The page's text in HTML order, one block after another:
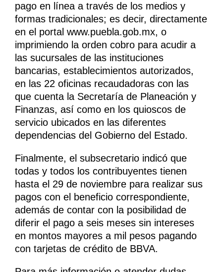
pago en línea a través de los medios y
formas tradicionales; es decir, directamente
en el portal www.puebla.gob.mx, o
imprimiendo la orden cobro para acudir a
las sucursales de las instituciones
bancarias, establecimientos autorizados,
en las 22 oficinas recaudadoras con las
que cuenta la Secretaría de Planeación y
Finanzas, así como en los quioscos de
servicio ubicados en las diferentes
dependencias del Gobierno del Estado.
Finalmente, el subsecretario indicó que
todas y todos los contribuyentes tienen
hasta el 29 de noviembre para realizar sus
pagos con el beneficio correspondiente,
además de contar con la posibilidad de
diferir el pago a seis meses sin intereses
en montos mayores a mil pesos pagando
con tarjetas de crédito de BBVA.